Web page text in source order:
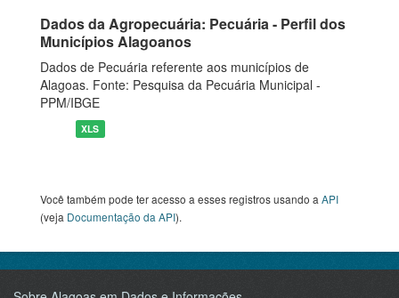
Dados da Agropecuária: Pecuária - Perfil dos
Municípios Alagoanos
Dados de Pecuária referente aos municípios de
Alagoas. Fonte: Pesquisa da Pecuária Municipal -
PPM/IBGE
XLS
Você também pode ter acesso a esses registros usando a API
(veja Documentação da API).